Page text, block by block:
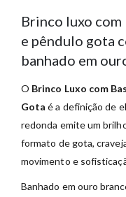
Brinco luxo
e pêndulo gota
banhado em
O Brinco Luxo com
Gota é a definição de
redonda emite um
formato de gota,
movimento e
Banhado em ouro